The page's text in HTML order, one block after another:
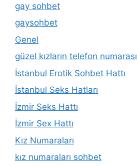
gay sohbet
gaysohbet
Genel
güzel kızların telefon numarası
İstanbul Erotik Sohbet Hattı
İstanbul Seks Hatları
İzmir Seks Hattı
İzmir Sex Hattı
Kız Numaraları
kız numaraları sohbet